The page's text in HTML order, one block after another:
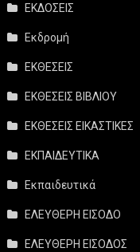
ΕΚΔΟΣΕΙΣ
Εκδρομή
ΕΚΘΕΣΕΙΣ
ΕΚΘΕΣΕΙΣ ΒΙΒΛΙΟΥ
ΕΚΘΕΣΕΙΣ ΕΙΚΑΣΤΙΚΕΣ
ΕΚΠΑΙΔΕΥΤΙΚΑ
Εκπαιδευτικά
ΕΛΕΥΘΕΡΗ ΕΙΣΟΔΟ
ΕΛΕΥΘΕΡΗ ΕΙΣΟΔΟΣ